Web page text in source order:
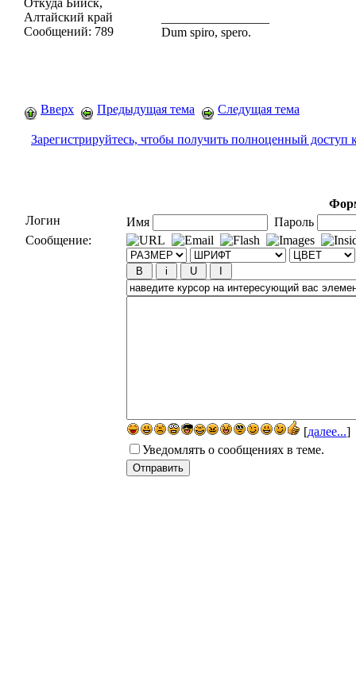
Откуда Бийск,
Алтайский край
Сообщений: 789
Dum spiro, spero.
Вверх Предыдущая тема Следущая тема
Зарегистрируйтесь, чтобы получить полноценный доступ
Логин
Имя
Пароль
Сообщение:
[далее...]
Уведомлять о сообщениях в теме.